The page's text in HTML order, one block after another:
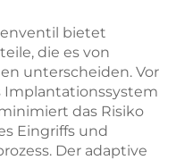
bietet
die es von
unterscheiden. Vor
Implantationssystem
das Risiko
Eingriffs und
Der adaptive